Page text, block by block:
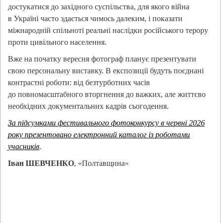
достукатися до західного суспільства, для якого війна
в Україні часто здається чимось далеким, і показати
міжнародній спільноті реальні наслідки російського терору
проти цивільного населення.
Вже на початку вересня фотограф планує презентувати
свою персональну виставку. В експозиції будуть поєднані
контрастні роботи: від безтурботних часів
до повномасштабного вторгнення до важких, але життєво
необхідних документальних кадрів сьогодення.
За підсумками фестивального фотоконкурсу в червні 2026
року презентовано електронний каталог із роботами
учасників.
Іван ШЕВЧЕНКО, «Полтавщина»